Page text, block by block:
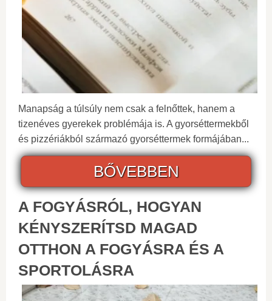
Manapság a túlsúly nem csak a felnőttek, hanem a
tizenéves gyerekek problémája is. A gyorséttermekből
és pizzériákból származó gyorséttermek formájában...
BŐVEBBEN
A FOGYÁSRÓL, HOGYAN
KÉNYSZERÍTSD MAGAD
OTTHON A FOGYÁSRA ÉS A
SPORTOLÁSRA